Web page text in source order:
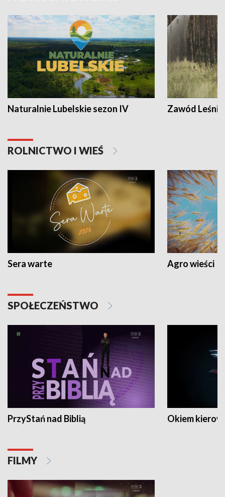
Naturalnie Lubelskie sezon IV Zawód Leśnik
ROLNICTWO I WIEŚ
Sera warte Agro wieści
SPOŁECZEŃSTWO
PrzyStań nad Biblią Okiem
FILMY